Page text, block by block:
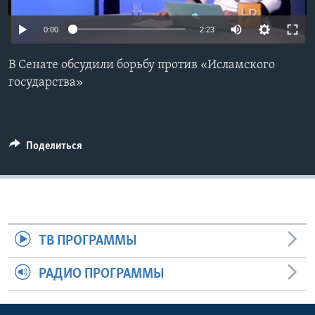
Learning English
СОЦИАЛЬНЫЕ СЕТИ
0:00 2:23
В Сенате обсудили борьбу против «Исламского
государства»
Поделиться
ТВ ПРОГРАММЫ
РАДИО ПРОГРАММЫ